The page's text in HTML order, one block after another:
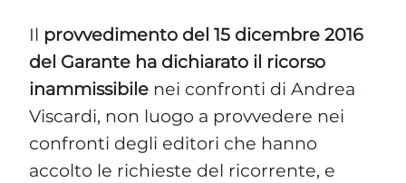
Il provvedimento del 15 dicembre 2016
del Garante ha dichiarato il ricorso
inammissibile nei confronti di Andrea
Viscardi, non luogo a provvedere nei
confronti degli editori che hanno
accolto le richieste del ricorrente, e